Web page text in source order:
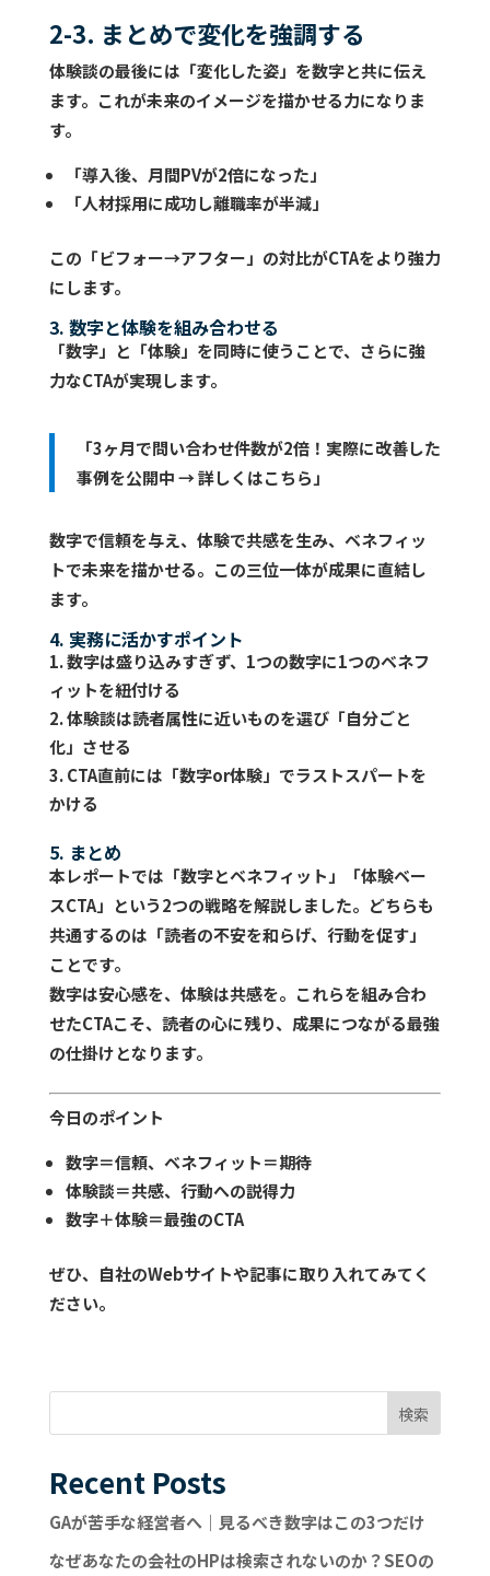
2-3. まとめで変化を強調する
体験談の最後には「変化した姿」を数字と共に伝え
ます。これが未来のイメージを描かせる力になりま
す。
「導入後、月間PVが2倍になった」
「人材採用に成功し離職率が半減」
この「ビフォー→アフター」の対比がCTAをより強力
にします。
3. 数字と体験を組み合わせる
「数字」と「体験」を同時に使うことで、さらに強
力なCTAが実現します。
「3ヶ月で問い合わせ件数が2倍！実際に改善した
事例を公開中 → 詳しくはこちら」
数字で信頼を与え、体験で共感を生み、ベネフィッ
トで未来を描かせる。この三位一体が成果に直結し
ます。
4. 実務に活かすポイント
数字は盛り込みすぎず、1つの数字に1つのベネフ
ィットを紐付ける
体験談は読者属性に近いものを選び「自分ごと
化」させる
CTA直前には「数字or体験」でラストスパートを
かける
5. まとめ
本レポートでは「数字とベネフィット」「体験ベー
スCTA」という2つの戦略を解説しました。どちらも
共通するのは「読者の不安を和らげ、行動を促す」
ことです。
数字は安心感を、体験は共感を。これらを組み合わ
せたCTAこそ、読者の心に残り、成果につながる最強
の仕掛けとなります。
今日のポイント
数字＝信頼、ベネフィット＝期待
体験談＝共感、行動への説得力
数字＋体験＝最強のCTA
ぜひ、自社のWebサイトや記事に取り入れてみてく
ださい。
検索
Recent Posts
GAが苦手な経営者へ｜見るべき数字はこの3つだけ
なぜあなたの会社のHPは検索されないのか？SEOの